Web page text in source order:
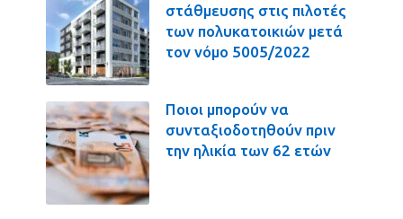
στάθμευσης στις πιλοτές
των πολυκατοικιών μετά
τον νόμο 5005/2022
Ποιοι μπορούν να
συνταξιοδοτηθούν πριν
την ηλικία των 62 ετών